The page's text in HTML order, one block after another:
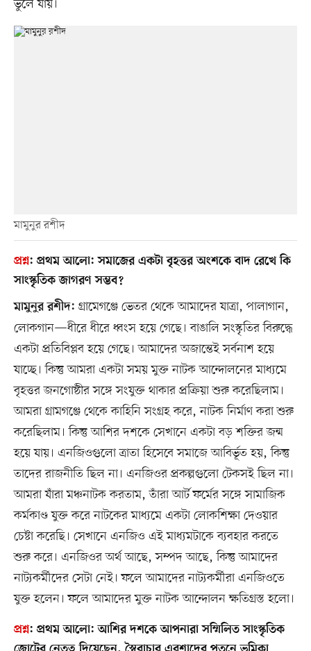
ভুলে যায়।
মামুনুর রশীদ
প্রশ্ন: প্রথম আলো: সমাজের একটা বৃহত্তর অংশকে বাদ রেখে কি
সাংস্কৃতিক জাগরণ সম্ভব?
মামুনুর রশীদ: গ্রামেগঞ্জে ভেতর থেকে আমাদের যাত্রা, পালাগান,
লোকগান—ধীরে ধীরে ধ্বংস হয়ে গেছে। বাঙালি সংস্কৃতির বিরুদ্ধে
একটা প্রতিবিপ্লব হয়ে গেছে। আমাদের অজান্তেই সর্বনাশ হয়ে
যাচ্ছে। কিন্তু আমরা একটা সময় মুক্ত নাটক আন্দোলনের মাধ্যমে
বৃহত্তর জনগোষ্ঠীর সঙ্গে সংযুক্ত থাকার প্রক্রিয়া শুরু করেছিলাম।
আমরা গ্রামগঞ্জে থেকে কাহিনি সংগ্রহ করে, নাটক নির্মাণ করা শুরু
করেছিলাম। কিন্তু আশির দশকে সেখানে একটা বড় শক্তির জন্ম
হয়ে যায়। এনজিওগুলো ত্রাতা হিসেবে সমাজে আবির্ভূত হয়, কিন্তু
তাদের রাজনীতি ছিল না। এনজিওর প্রকল্পগুলো টেকসই ছিল না।
আমরা যাঁরা মঞ্চনাটক করতাম, তাঁরা আর্ট ফর্মের সঙ্গে সামাজিক
কর্মকাণ্ড যুক্ত করে নাটকের মাধ্যমে একটা লোকশিক্ষা দেওয়ার
চেষ্টা করেছি। সেখানে এনজিও এই মাধ্যমটাকে ব্যবহার করতে
শুরু করে। এনজিওর অর্থ আছে, সম্পদ আছে, কিন্তু আমাদের
নাট্যকর্মীদের সেটা নেই। ফলে আমাদের নাট্যকর্মীরা এনজিওতে
যুক্ত হলেন। ফলে আমাদের মুক্ত নাটক আন্দোলন ক্ষতিগ্রস্ত হলো।
প্রশ্ন: প্রথম আলো: আশির দশকে আপনারা সম্মিলিত সাংস্কৃতিক